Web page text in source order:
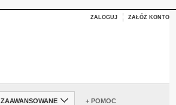
ZALOGUJ ZAŁÓŻ KONTO
ZAAWANSOWANE + POMOC